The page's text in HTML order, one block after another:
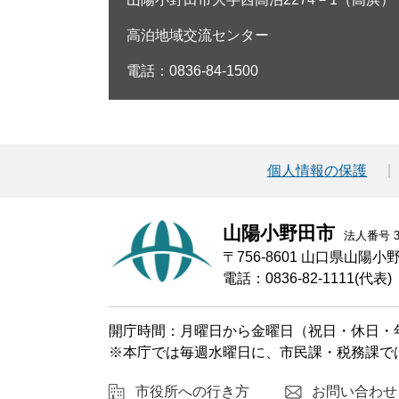
高泊地域交流センター
電話：0836-84-1500
個人情報の保護
山陽小野田市 法人番号
〒756-8601 山口県山陽小
電話：0836-82-1111(代表)
開庁時間：月曜日から金曜日（祝日・休日
※本庁では毎週水曜日に、市民課・税務課で
市役所への行き方 お問い合わせ